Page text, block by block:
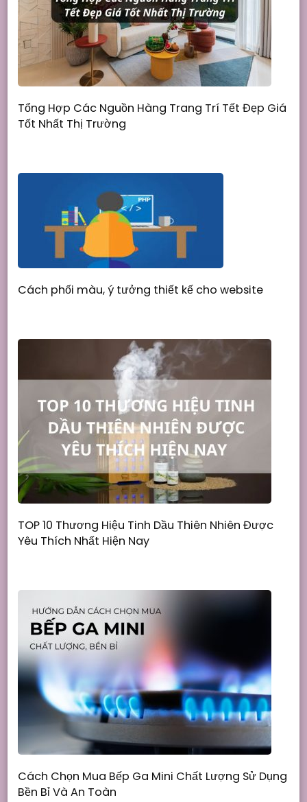
Tổng Hợp Các Nguồn Hàng Trang Trí Tết Đẹp Giá
Tốt Nhất Thị Trường
Cách phối màu, ý tưởng thiết kế cho website
TOP 10 Thương Hiệu Tinh Dầu Thiên Nhiên Được
Yêu Thích Nhất Hiện Nay
Cách Chọn Mua Bếp Ga Mini Chất Lượng Sử Dụng
Bền Bỉ Và An Toàn